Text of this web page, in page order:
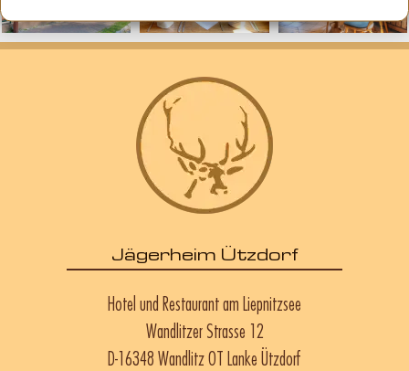
Jägerheim Ützdorf
Hotel und Restaurant am Liepnitzsee
Wandlitzer Strasse 12
D-16348 Wandlitz OT Lanke Ützdorf